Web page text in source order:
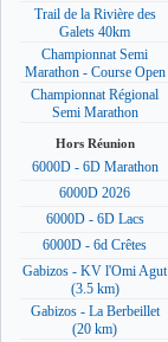
Trail de la Rivière des
Galets 40km
Championnat Semi
Marathon - Course Open
Championnat Régional
Semi Marathon
Hors Réunion
6000D - 6D Marathon
6000D 2026
6000D - 6D Lacs
6000D - 6d Crêtes
Gabizos - KV l'Omi Agut
(3.5 km)
Gabizos - La Berbeillet
(20 km)